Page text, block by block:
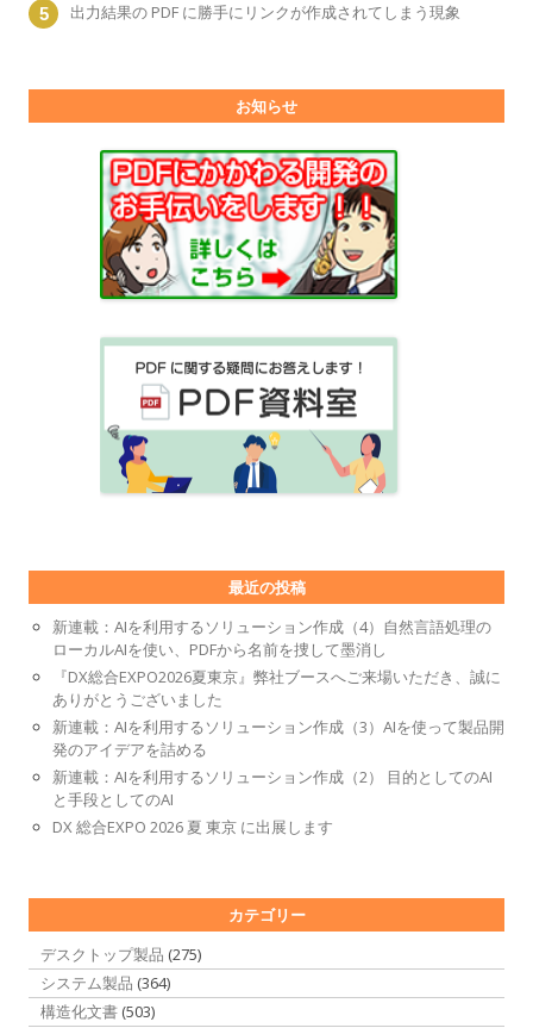
出力結果の PDF に勝手にリンクが作成されてしまう現象
お知らせ
最近の投稿
新連載：AIを利用するソリューション作成（4）自然言語処理の
ローカルAIを使い、PDFから名前を捜して墨消し
『DX総合EXPO2026夏東京』弊社ブースへご来場いただき、誠に
ありがとうございました
新連載：AIを利用するソリューション作成（3）AIを使って製品開
発のアイデアを詰める
新連載：AIを利用するソリューション作成（2） 目的としてのAI
と手段としてのAI
DX 総合EXPO 2026 夏 東京 に出展します
カテゴリー
デスクトップ製品 (275)
システム製品 (364)
構造化文書 (503)